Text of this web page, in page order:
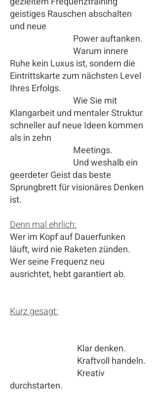
geistiges Rauschen abschalten
und neue
Power auftanken.
Warum innere
Ruhe kein Luxus ist, sondern die
Eintrittskarte zum nächsten Level
Ihres Erfolgs.
Wie Sie mit
Klangarbeit und mentaler Struktur
schneller auf neue Ideen kommen
als in zehn
Meetings.
Und weshalb ein
geerdeter Geist das beste
Sprungbrett für visionäres Denken
ist.
Denn mal ehrlich:
Wer im Kopf auf Dauerfunken
läuft, wird nie Raketen zünden.
Wer seine Frequenz neu
ausrichtet, hebt garantiert ab.
Kurz gesagt:
Klar denken.
Kraftvoll handeln.
Kreativ
durchstarten.